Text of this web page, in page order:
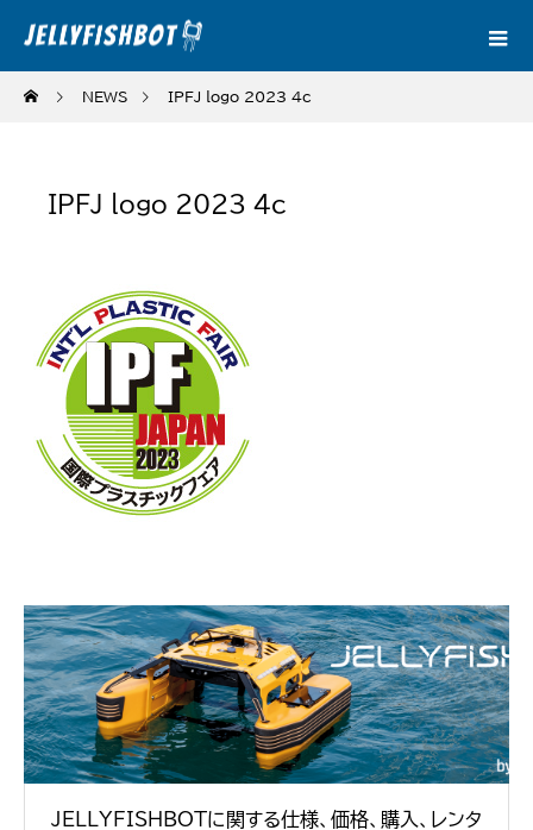
NEWS IPFJ_logo_2023_4c
IPFJ_logo_2023_4c
JELLYFISHBOTに関する仕様、価格、購入、レンタ